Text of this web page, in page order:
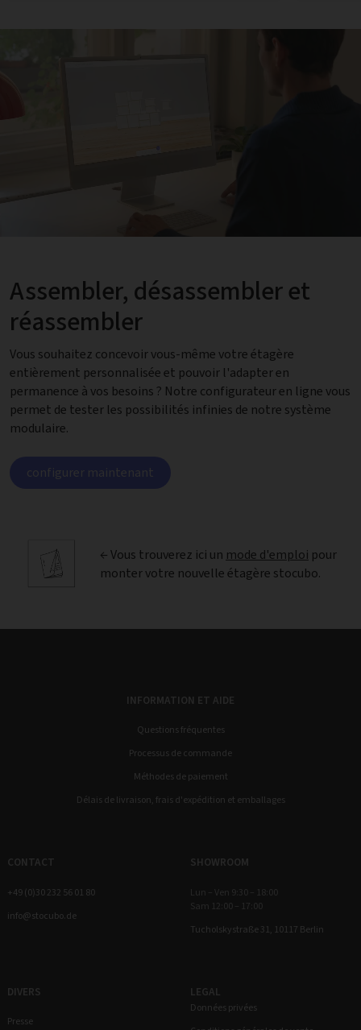
Assembler, désassembler et
réassembler
Vous souhaitez concevoir vous-même votre étagère
entièrement personnalisée et pouvoir l'adapter en
permanence à vos besoins ? Notre configurateur en ligne vous
permet de tester les possibilités infinies de notre système
modulaire.
configurer maintenant
← Vous trouverez ici un mode d'emploi pour
monter votre nouvelle étagère stocubo.
INFORMATION ET AIDE
Questions fréquentes
Processus de commande
Méthodes de paiement
Délais de livraison, frais d'expédition et emballages
CONTACT
+49 (0)30 232 56 01 80
info@stocubo.de
SHOWROOM
Lun – Ven 9:30 – 18:00
Sam 12:00 – 17:00
Tucholskystraße 31, 10117 Berlin
DIVERS
Presse
LEGAL
Données privées